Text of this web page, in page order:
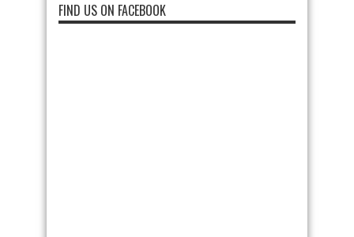
FIND US ON FACEBOOK